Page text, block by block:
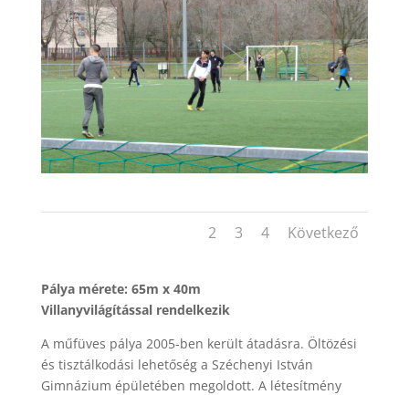
2 3 4 Következő
Pálya mérete: 65m x 40m
Villanyvilágítással rendelkezik
A műfüves pálya 2005-ben került átadásra. Öltözési
és tisztálkodási lehetőség a Széchenyi István
Gimnázium épületében megoldott. A létesítmény